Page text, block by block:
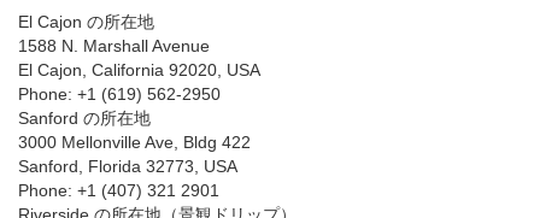
El Cajon の所在地
1588 N. Marshall Avenue
El Cajon, California 92020, USA
Phone: +1 (619) 562-2950
Sanford の所在地
3000 Mellonville Ave, Bldg 422
Sanford, Florida 32773, USA
Phone: +1 (407) 321 2901